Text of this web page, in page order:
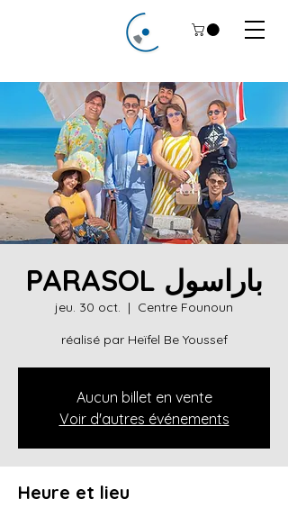
PARASOL باراسول
jeu. 30 oct.
  |
Centre Founoun
réalisé par Heïfel Be Youssef
Aucun billet en vente
Voir d'autres événements
Heure et lieu